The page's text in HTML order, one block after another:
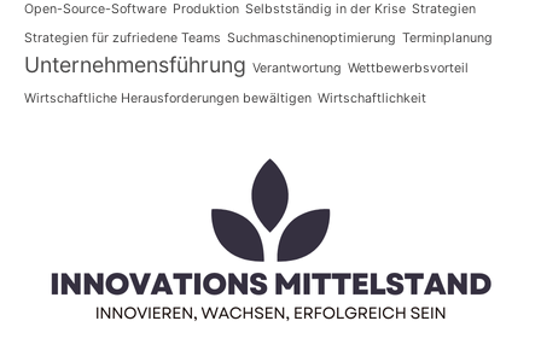
Open-Source-Software Produktion Selbstständig in der Krise Strategien
Strategien für zufriedene Teams Suchmaschinenoptimierung Terminplanung
Unternehmensführung Verantwortung Wettbewerbsvorteil
Wirtschaftliche Herausforderungen bewältigen Wirtschaftlichkeit